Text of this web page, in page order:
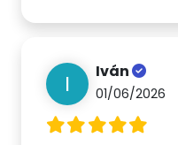
I Iván
01/06/2026